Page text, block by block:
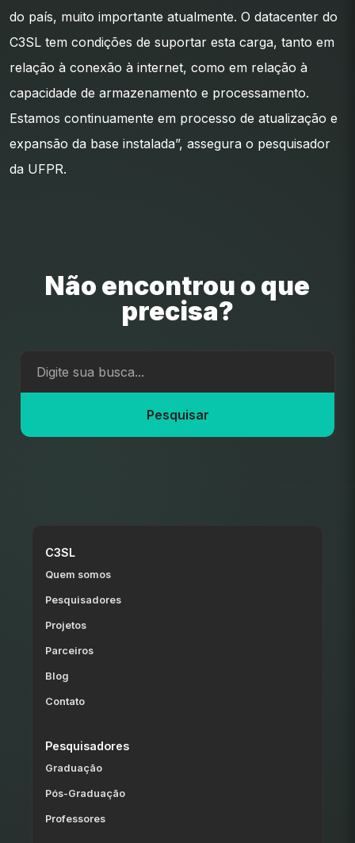
do país, muito importante atualmente. O datacenter do
C3SL tem condições de suportar esta carga, tanto em
relação à conexão à internet, como em relação à
capacidade de armazenamento e processamento.
Estamos continuamente em processo de atualização e
expansão da base instalada”, assegura o pesquisador
da UFPR.
Não encontrou o que
precisa?
Pesquisar
C3SL
Quem somos
Pesquisadores
Projetos
Parceiros
Blog
Contato
Pesquisadores
Graduação
Pós-Graduação
Professores